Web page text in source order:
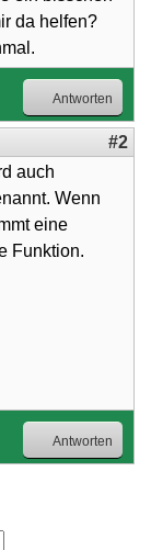
da helfen?
Antworten
#2
auch
Wenn
eine
Funktion.
Antworten